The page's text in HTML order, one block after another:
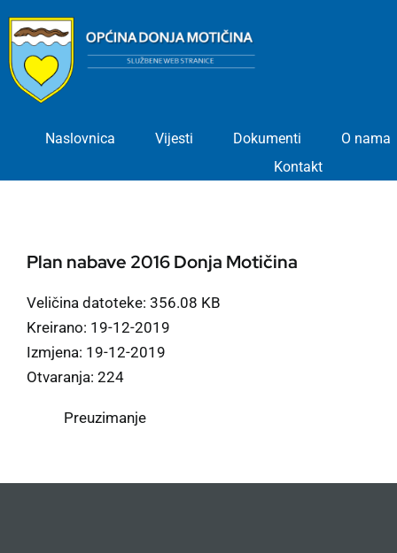
content
Naslovnica Vijesti Dokumenti
O nama
Kontakt
Plan nabave 2016 Donja Motičina
Veličina datoteke: 356.08 KB
Kreirano: 19-12-2019
Izmjena: 19-12-2019
Otvaranja: 224
Preuzimanje